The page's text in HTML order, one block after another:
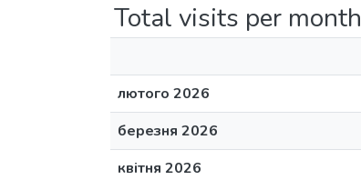
Total visits per month
лютого 2026
березня 2026
квітня 2026